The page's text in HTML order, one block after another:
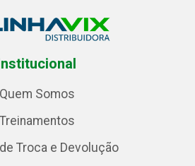
Quem Somos
Treinamentos
Troca e Devolução